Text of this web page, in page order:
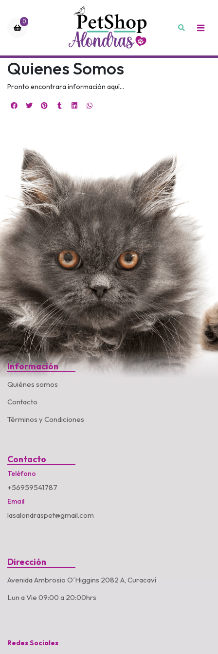
0
Quienes Somos
Pronto encontrara información aquí...
Información
Quiénes somos
Contacto
Términos y Condiciones
Contacto
Teléfono
+56959541787
Email
lasalondraspet@gmail.com
Dirección
Avenida Ambrosio O´Higgins 2082 A, Curacaví
Lun a Vie 09:00 a 20:00hrs
Redes Sociales